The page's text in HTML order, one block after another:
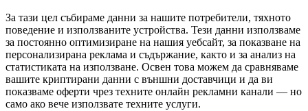
За тази цел събираме данни за нашите потребители, тяхното
поведение и използваните устройства. Тези данни използваме
за постоянно оптимизиране на нашия уебсайт, за показване на
персонализирана реклама и съдържание, както и за анализ на
статистиката на използване. Освен това можем да сравняваме
вашите криптирани данни с външни доставчици и да ви
показваме оферти чрез техните онлайн рекламни канали — но
само ако вече използвате техните услуги.